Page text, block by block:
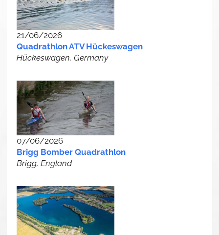
21/06/2026
Quadrathlon ATV Hückeswagen
Hückeswagen, Germany
07/06/2026
Brigg Bomber Quadrathlon
Brigg, England